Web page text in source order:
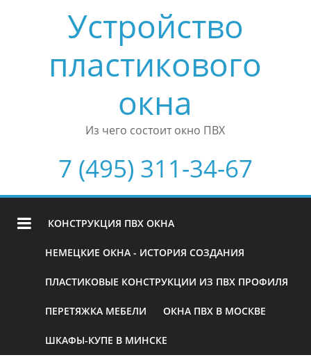
Устройство
пластикового
окна
Из чего состоит окно ПВХ
7 (495) 311-34-67
КОНСТРУКЦИЯ ПВХ ОКНА
НЕМЕЦКИЕ ОКНА - ИСТОРИЯ СОЗДАНИЯ
ПЛАСТИКОВЫЕ КОНСТРУКЦИИ ИЗ ПВХ ПРОФИЛЯ
ПЕРЕТЯЖКА МЕБЕЛИ ОКНА ПВХ В МОСКВЕ
ШКАФЫ-КУПЕ В МИНСКЕ